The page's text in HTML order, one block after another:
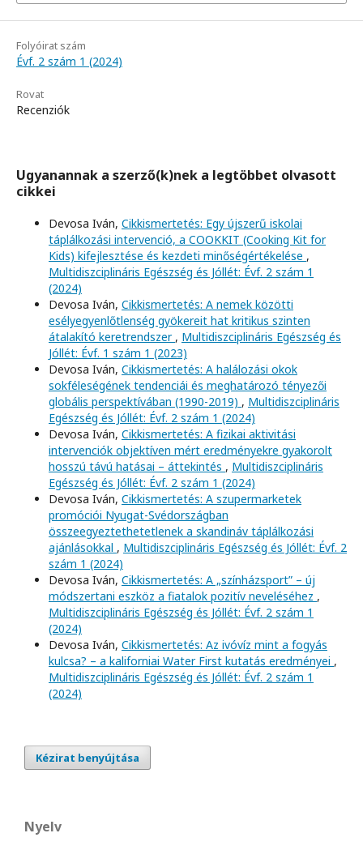
Folyóirat szám
Évf. 2 szám 1 (2024)
Rovat
Recenziók
Ugyanannak a szerző(k)nek a legtöbbet olvasott
cikkei
Devosa Iván, Cikkismertetés: Egy újszerű iskolai
táplálkozási intervenció, a COOKKIT (Cooking Kit for
Kids) kifejlesztése és kezdeti minőségértékelése ,
Multidiszciplináris Egészség és Jóllét: Évf. 2 szám 1
(2024)
Devosa Iván, Cikkismertetés: A nemek közötti
esélyegyenlőtlenség gyökereit hat kritikus szinten
átalakító keretrendszer , Multidiszciplináris Egészség és
Jóllét: Évf. 1 szám 1 (2023)
Devosa Iván, Cikkismertetés: A halálozási okok
sokféleségének tendenciái és meghatározó tényezői
globális perspektívában (1990-2019) , Multidiszciplináris
Egészség és Jóllét: Évf. 2 szám 1 (2024)
Devosa Iván, Cikkismertetés: A fizikai aktivitási
intervenciók objektíven mért eredményekre gyakorolt
hosszú távú hatásai – áttekintés , Multidiszciplináris
Egészség és Jóllét: Évf. 2 szám 1 (2024)
Devosa Iván, Cikkismertetés: A szupermarketek
promóciói Nyugat-Svédországban
összeegyeztethetetlenek a skandináv táplálkozási
ajánlásokkal , Multidiszciplináris Egészség és Jóllét: Évf. 2
szám 1 (2024)
Devosa Iván, Cikkismertetés: A „színházsport” – új
módszertani eszköz a fiatalok pozitív neveléséhez ,
Multidiszciplináris Egészség és Jóllét: Évf. 2 szám 1
(2024)
Devosa Iván, Cikkismertetés: Az ivóvíz mint a fogyás
kulcsa? – a kaliforniai Water First kutatás eredményei ,
Multidiszciplináris Egészség és Jóllét: Évf. 2 szám 1
(2024)
Kézirat benyújtása
Nyelv